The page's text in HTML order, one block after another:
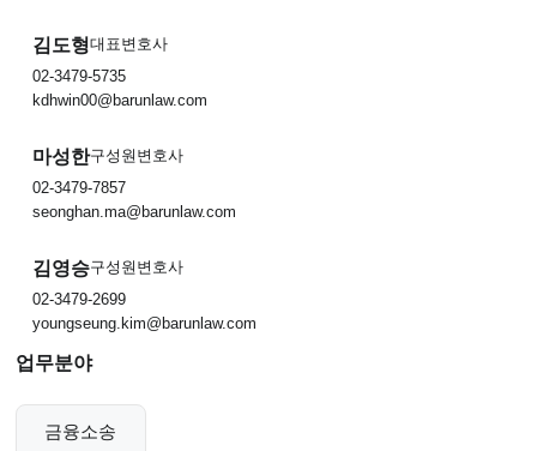
김도형대표변호사
02-3479-5735
kdhwin00@barunlaw.com
마성한구성원변호사
02-3479-7857
seonghan.ma@barunlaw.com
김영승구성원변호사
02-3479-2699
youngseung.kim@barunlaw.com
업무분야
금융소송